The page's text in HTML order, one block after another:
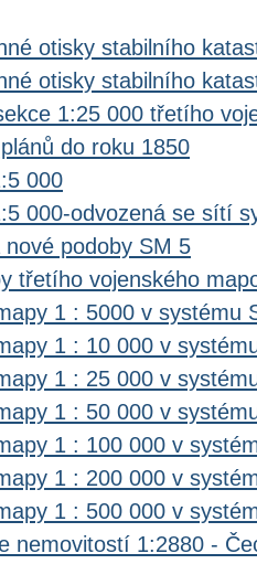
otisky stabilního
otisky stabilního
1:25 000 třetího
do roku 1850
000
000-odvozená se sítí
podoby SM 5
třetího vojenského
1 : 5000 v systému
1 : 10 000 v
1 : 25 000 v
1 : 50 000 v
1 : 100 000 v
1 : 200 000 v
1 : 500 000 v
nemovitostí 1:2880 -